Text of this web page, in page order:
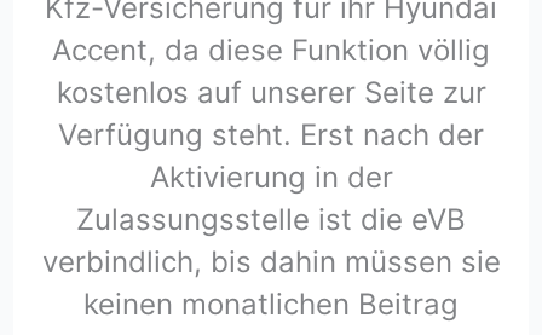
Kfz-Versicherung für ihr Hyundai
Accent, da diese Funktion völlig
kostenlos auf unserer Seite zur
Verfügung steht. Erst nach der
Aktivierung in der
Zulassungsstelle ist die eVB
verbindlich, bis dahin müssen sie
keinen monatlichen Beitrag